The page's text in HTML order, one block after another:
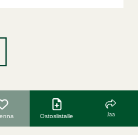
Ostoslistalle Jaa